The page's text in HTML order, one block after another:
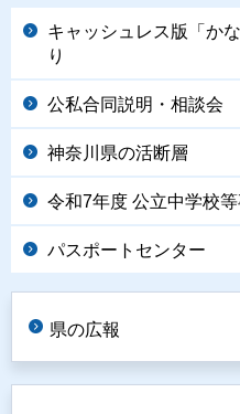
キャッシュレス版「か
り
公私合同説明・相談会
神奈川県の活断層
令和7年度 公立中学校
パスポートセンター
県の広報